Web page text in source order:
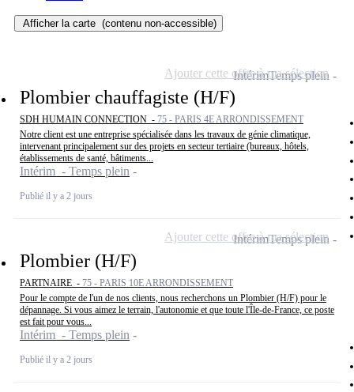
Afficher la carte (contenu non-accessible)
Plombier chauffagiste (H/F)
SDH HUMAIN CONNECTION - 75 - PARIS 4E ARRONDISSEMENT
Notre client est une entreprise spécialisée dans les travaux de génie climatique,
intervenant principalement sur des projets en secteur tertiaire (bureaux, hôtels,
établissements de santé, bâtiments...
Intérim - Temps plein
Publié il y a 2 jours
IntérimTemps plein
Ajouter cette offre à ma sélection
Plombier (H/F)
PARTNAIRE - 75 - PARIS 10E ARRONDISSEMENT
Pour le compte de l'un de nos clients, nous recherchons un Plombier (H/F) pour le
dépannage. Si vous aimez le terrain, l'autonomie et que toute l'Île-de-France, ce poste
est fait pour vous...
Intérim - Temps plein
Publié il y a 2 jours
IntérimTemps plein
Ajouter cette offre à ma sélection